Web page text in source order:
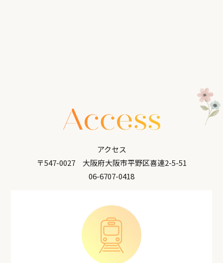
アクセス
〒547-0027 大阪府大阪市平野区喜連2-5-51
06-6707-0418